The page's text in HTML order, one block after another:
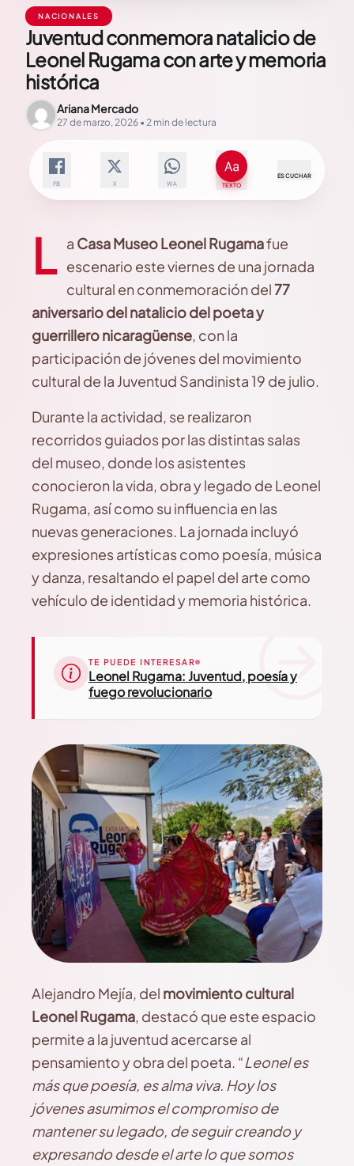
NACIONALES
Juventud conmemora natalicio de
Leonel Rugama con arte y memoria
histórica
Ariana Mercado
27 de marzo, 2026 • 2 min de lectura
FB X WA TEXTO
ESCUCHAR
L a Casa Museo Leonel Rugamafue
escenario este viernes de una jornada
cultural en conmemoración del77
aniversario del natalicio del poeta y
guerrillero nicaragüense, con la
participación de jóvenes del movimiento
cultural de la Juventud Sandinista 19 de julio.
Durante la actividad, se realizaron
recorridos guiados por las distintas salas
del museo, donde los asistentes
conocieron la vida, obra y legado de Leonel
Rugama, así como su influencia en las
nuevas generaciones. La jornada incluyó
expresiones artísticas como poesía, música
y danza, resaltando el papel del arte como
vehículo de identidad y memoria histórica.
TE PUEDE INTERESAR
Leonel Rugama: Juventud, poesía y
fuego revolucionario
Alejandro Mejía, del movimiento cultural
Leonel Rugama , destacó que este espacio
permite a la juventud acercarse al
pensamiento y obra del poeta. “Leonel es
más que poesía, es alma viva. Hoy los
jóvenes asumimos el compromiso de
mantener su legado, de seguir creando y
expresando desde el arte lo que somos